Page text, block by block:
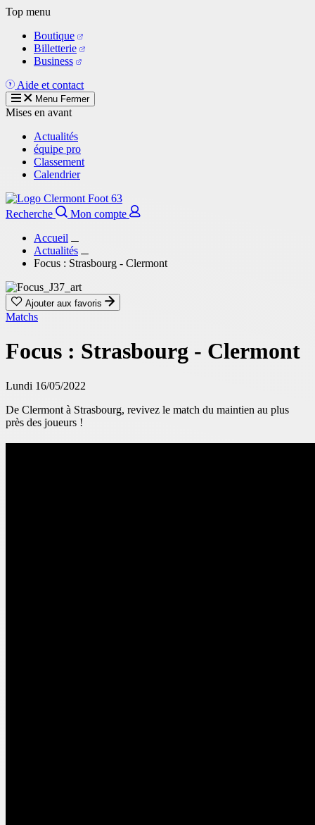
Aller
contenu
principal
Top menu
Boutique
Billetterie
Business
Aide et contact
Menu Fermer
Mises en avant
Actualités
équipe pro
Classement
Calendrier
Recherche
Mon compte
Accueil
Actualités
Focus : Strasbourg - Clermont
Ajouter aux favoris
Matchs
Focus : Strasbourg - Clermont
Lundi 16/05/2022
De Clermont à Strasbourg, revivez le match du maintien au plus
près des joueurs !